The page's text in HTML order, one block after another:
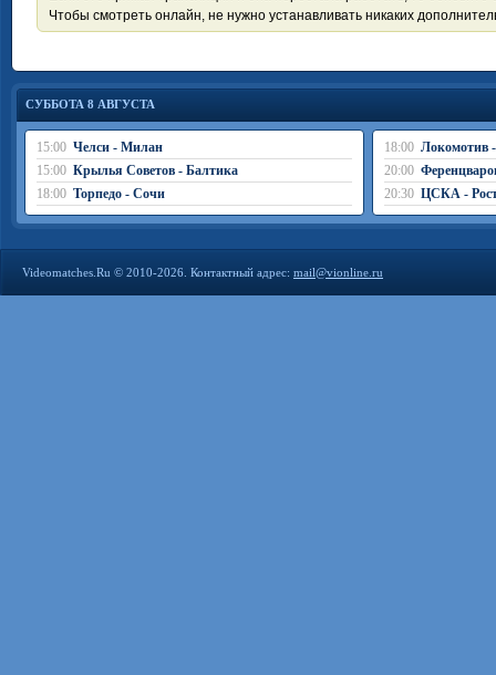
Чтобы смотреть онлайн, не нужно устанавливать никаких
СУББОТА 8 АВГУСТА
15:00 Челси - Милан
15:00 Крылья Советов - Балтика
18:00 Торпедо - Сочи
18:00 Локомотив
20:00
20:30 ЦСКА -
Videomatches.Ru © 2010-2026. Контактный адрес: mail@vionline.ru